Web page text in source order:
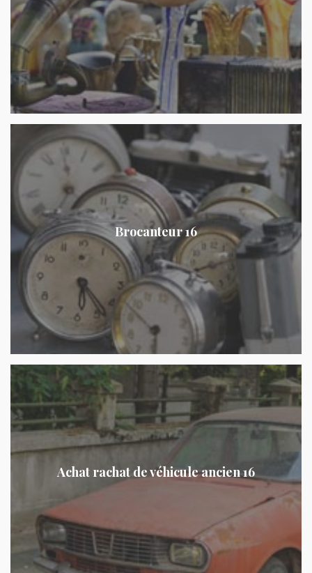
Brocanteur 16
Achat rachat de véhicule ancien 16